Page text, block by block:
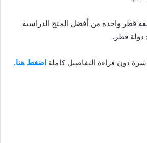
قطر واحدة من أفضل المنح الدراسية
دولة قطر.
دون قراءة التفاصيل كاملة اضغط هنا.